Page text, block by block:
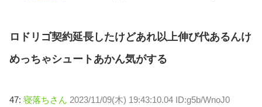
ロドリゴ契約延長したけどあれ以上伸び代あるんけ
めっちゃシュートあかん気がする
47: 寝落ちさん 2023/11/09(木) 19:43:10.04 ID:g5b/WnoJ0